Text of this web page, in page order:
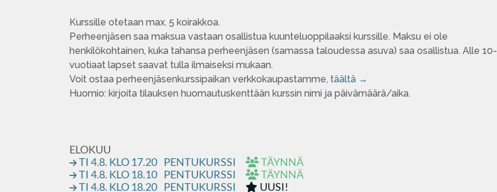
Kurssille otetaan max. 5 koirakkoa.
Perheenjäsen saa maksua vastaan osallistua kuunteluoppilaaksi kurssille. Maksu ei ole
henkilökohtainen, kuka tahansa perheenjäsen (samassa taloudessa asuva) saa osallistua. Alle 10-
vuotiaat lapset saavat tulla ilmaiseksi mukaan.
Voit ostaa perheenjäsenkurssipaikan verkkokaupastamme, täältä →
Huomio: kirjoita tilauksen huomautuskenttään kurssin nimi ja päivämäärä/aika.
ELOKUU
TI 4.8. KLO 17.20 PENTUKURSSI
TÄYNNÄ
TI 4.8. KLO 18.10 PENTUKURSSI
TÄYNNÄ
TI 4.8. KLO 18.20 PENTUKURSSI
UUSI!